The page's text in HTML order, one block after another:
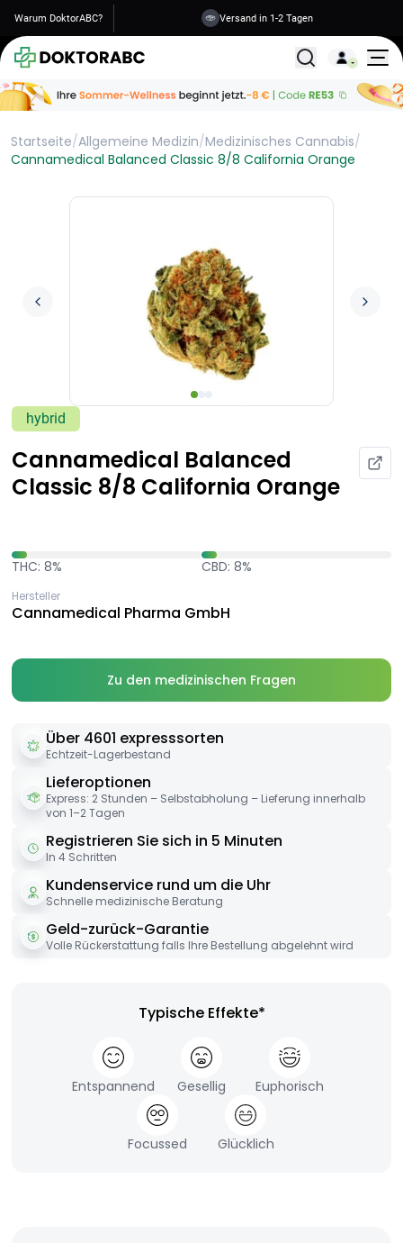
Warum DoktorABC? Versand in 1-2 Tagen
Alle
Startseite/Allgemeine Medizin/Medizinisches Cannabis/
Cannamedical Balanced Classic 8/8 California Orange
hybrid
Cannamedical Balanced
Classic 8/8 California Orange
THC: 8% CBD: 8%
Hersteller
Cannamedical Pharma GmbH
Zu den medizinischen Fragen
Über 4601 expresssorten
Echtzeit-Lagerbestand
Lieferoptionen
Express: 2 Stunden – Selbstabholung – Lieferung innerhalb
von 1–2 Tagen
Registrieren Sie sich in 5 Minuten
In 4 Schritten
Kundenservice rund um die Uhr
Schnelle medizinische Beratung
Geld-zurück-Garantie
Volle Rückerstattung falls Ihre Bestellung abgelehnt wird
Typische Effekte*
Entspannend Gesellig Euphorisch
Focussed Glücklich